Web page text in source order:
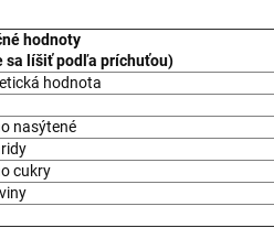
hodnoty
sa líšiť podľa príchuťou)
hodnota
nasýtené
cukry